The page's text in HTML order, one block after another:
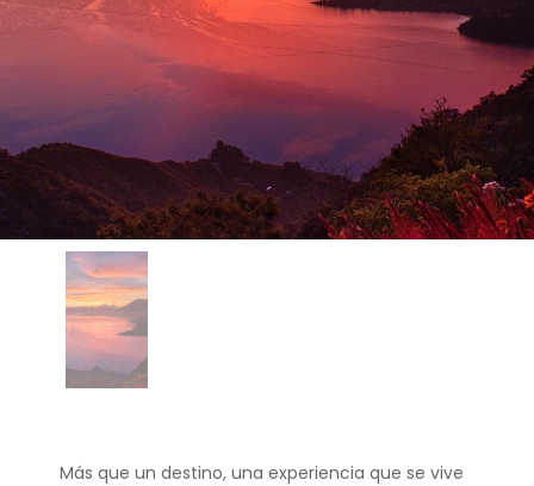
Más que un destino, una experiencia que se vive